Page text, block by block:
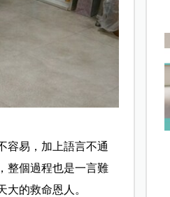
容易，加上語言不通
整個過程也是一言難
的救命恩人。